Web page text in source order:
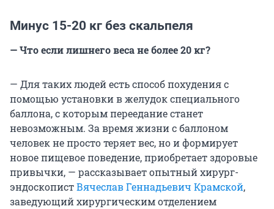
Минус 15-20 кг без скальпеля
— Что если лишнего веса не более 20 кг?
— Для таких людей есть способ похудения с
помощью установки в желудок специального
баллона, с которым переедание станет
невозможным. За время жизни с баллоном
человек не просто теряет вес, но и формирует
новое пищевое поведение, приобретает здоровые
привычки, — рассказывает опытный хирург-
эндоскопистВячеслав Геннадьевич Крамской,
заведующий хирургическим отделением